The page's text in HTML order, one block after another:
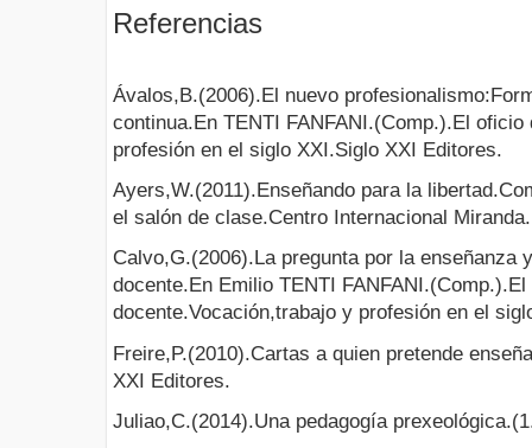
Referencias
Ávalos,B.(2006).El nuevo
continua.En TENTI FANFANI.(Comp.).El
profesión en el siglo XXI.Siglo XXI Editores.
Ayers,W.(2011).Enseñando para la
el salón de clase.Centro Internacional Miranda.
Calvo,G.(2006).La pregunta por la enseñanza
docente.En Emilio TENTI
docente.Vocación,trabajo y profesión en el
Freire,P.(2010).Cartas a quien pretende
XXI Editores.
Juliao,C.(2014).Una pedagogía